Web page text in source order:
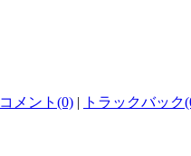
コメント(0) | トラックバック